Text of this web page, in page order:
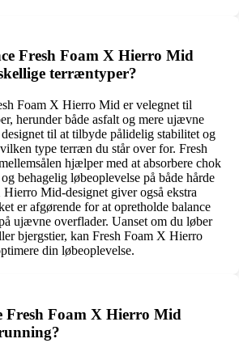
Fresh Foam X Hierro Mid
terræntyper?
Foam X Hierro Mid er velegnet til
herunder både asfalt og mere ujævne
til at tilbyde pålidelig stabilitet og
type terræn du står over for. Fresh
hjælper med at absorbere chok
behagelig løbeoplevelse på både hårde
Mid-designet giver også ekstra
er afgørende for at opretholde balance
ujævne overflader. Uanset om du løber
bjergstier, kan Fresh Foam X Hierro
din løbeoplevelse.
Fresh Foam X Hierro Mid